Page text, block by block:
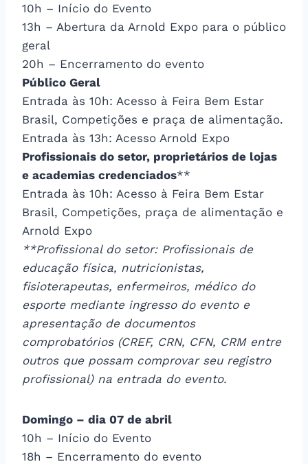
10h – Início do Evento
13h – Abertura da Arnold Expo para o público
geral
20h – Encerramento do evento
Público Geral
Entrada às 10h: Acesso à Feira Bem Estar
Brasil, Competições e praça de alimentação.
Entrada às 13h: Acesso Arnold Expo
Profissionais do setor, proprietários de lojas
e academias credenciados**
Entrada às 10h: Acesso à Feira Bem Estar
Brasil, Competições, praça de alimentação e
Arnold Expo
**Profissional do setor: Profissionais de
educação física, nutricionistas,
fisioterapeutas, enfermeiros, médico do
esporte mediante ingresso do evento e
apresentação de documentos
comprobatórios (CREF, CRN, CFN, CRM entre
outros que possam comprovar seu registro
profissional) na entrada do evento.
Domingo – dia 07 de abril
10h – Início do Evento
18h – Encerramento do evento